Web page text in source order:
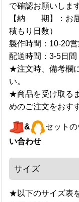
で確認お願いしま
【納 期】：お届
積もり日数）
製作時間：10-20営
配送時間：3-5日間
★注文時、備考欄
い。
★商品を受け取る
めのご注文をおす
& セット
い合わせ
サイズ
★以下のサイズ表